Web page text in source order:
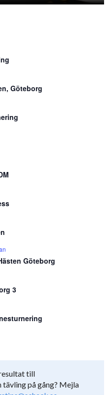
Göteborg
Göteborg
3
till
tävling på gång? Mejla